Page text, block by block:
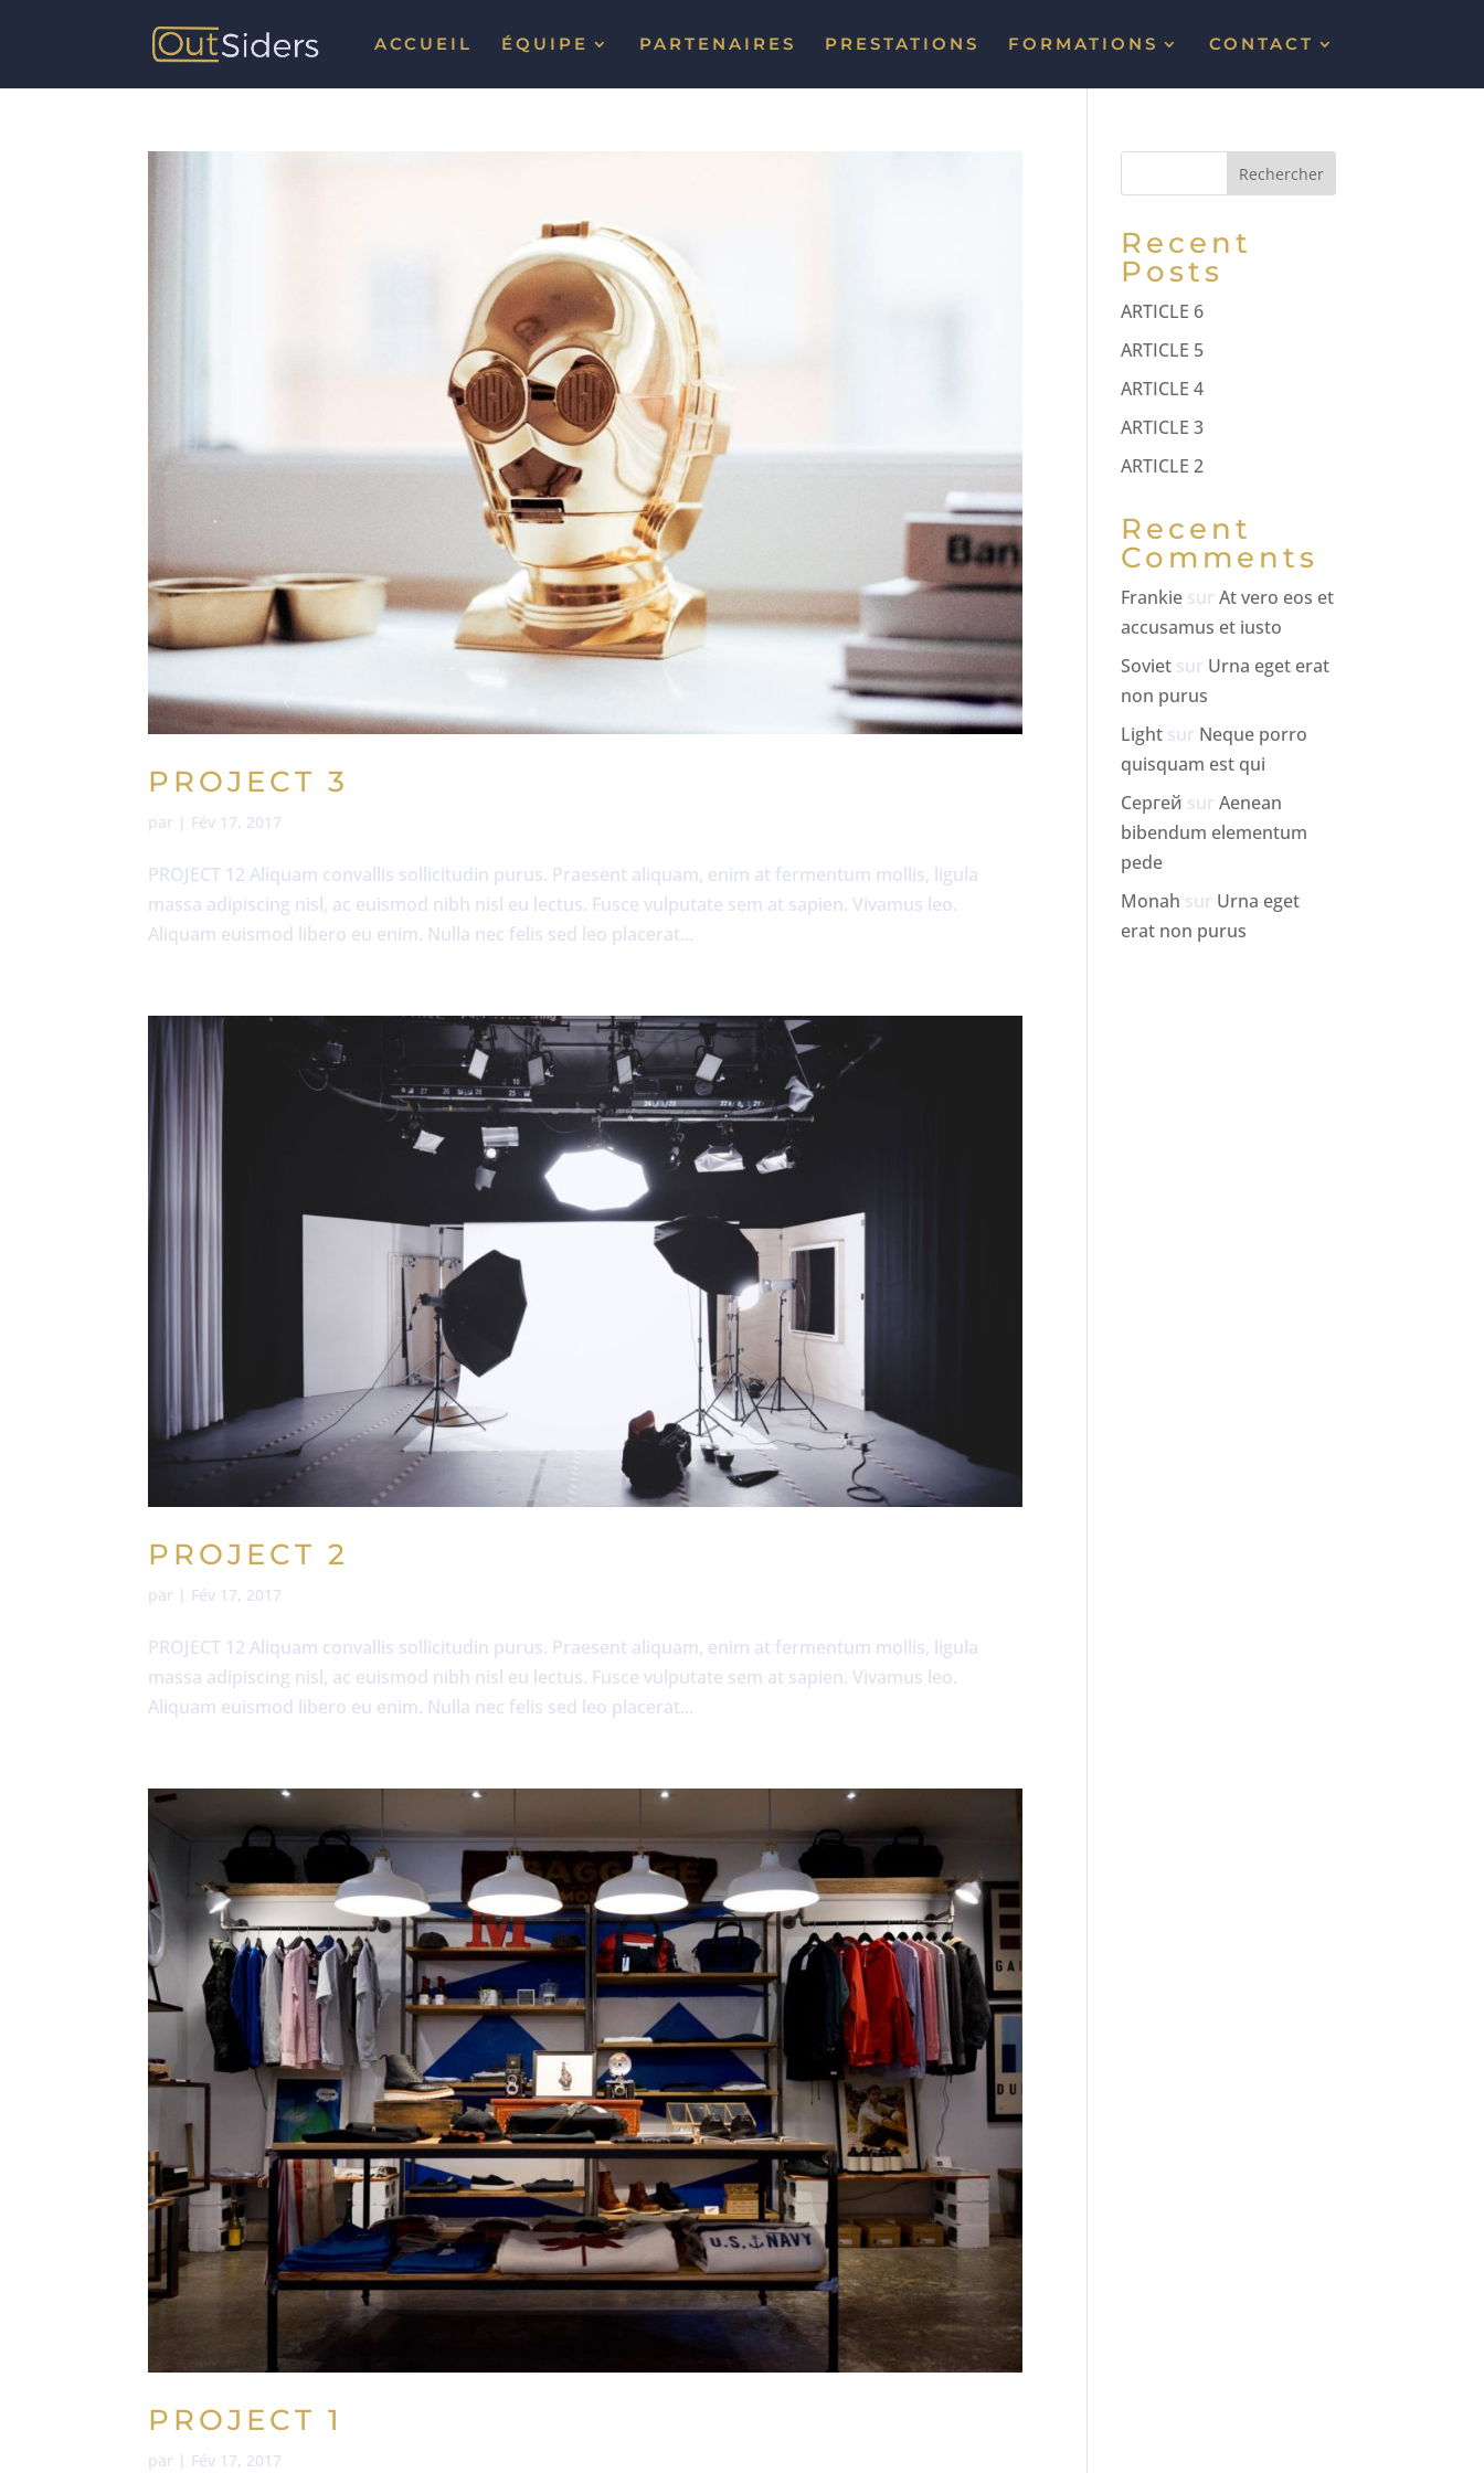
ACCUEIL ÉQUIPE PARTENAIRES PRESTATIONS FORMATIONS CONTACT
PROJECT 3
par Fév 17, 2017
PROJECT 12 Aliquam convallis sollicitudin purus. Praesent aliquam, enim at fermentum mollis, ligula
massa adipiscing nisl, ac euismod nibh nisl eu lectus. Fusce vulputate sem at sapien. Vivamus leo.
Aliquam euismod libero eu enim. Nulla nec felis sed leo placerat...
PROJECT 2
par Fév 17, 2017
PROJECT 12 Aliquam convallis sollicitudin purus. Praesent aliquam, enim at fermentum mollis, ligula
massa adipiscing nisl, ac euismod nibh nisl eu lectus. Fusce vulputate sem at sapien. Vivamus leo.
Aliquam euismod libero eu enim. Nulla nec felis sed leo placerat...
PROJECT 1
par Fév 17, 2017
Rechercher
Recent
Posts
ARTICLE 6
ARTICLE 5
ARTICLE 4
ARTICLE 3
ARTICLE 2
Recent
Comments
Frankie surAt vero eos et
accusamus et iusto
Soviet sur Urna eget erat
non purus
Light sur Neque porro
quisquam est qui
Сергей surAenean
bibendum elementum
pede
Monah sur Urna eget
erat non purus